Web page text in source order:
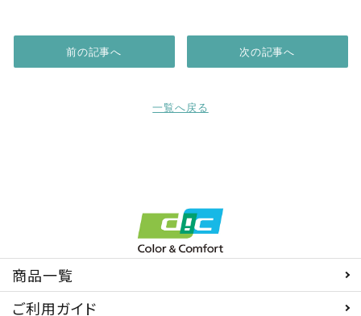
お悩みから探す
成分・原材料で探す
前の記事へ
一覧へ戻る
次の記事へ
商品一覧
ご利用ガイド